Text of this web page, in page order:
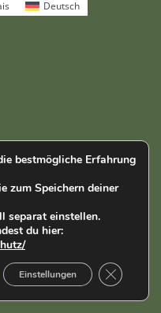
bestmögliche Erfahrung
zum Speichern deiner
separat einstellen.
du hier:
Einstellungen GDPR
Deutsch